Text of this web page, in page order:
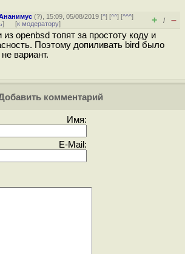
(?), 15:09, 05/08/2019 [^] [^^] [^^^]
] [к модератору] + / –
из openbsd топят за простоту коду и
Поэтому допиливать bird было
вариант.
комментарий
Имя:
E-Mail: